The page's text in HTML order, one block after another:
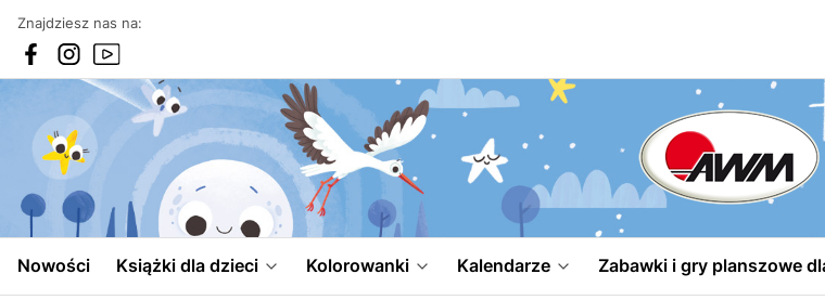
Znajdziesz nas na:
Nowości Książki dla dzieci Kolorowanki Kalendarze Zabawki i gry planszowe